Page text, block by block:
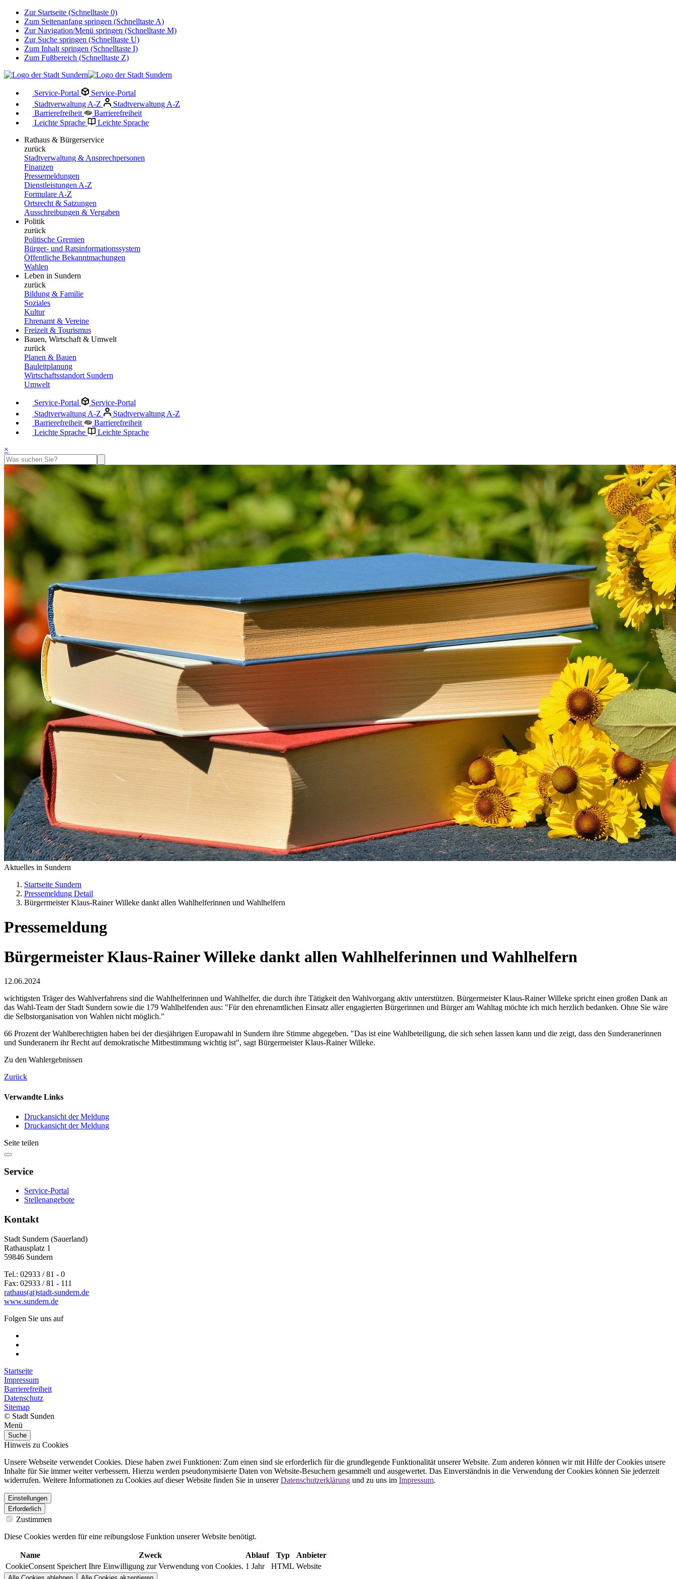
Zur Startseite (Schnelltaste 0)
Zum Seitenanfang springen (Schnelltaste A)
Zur Navigation/Menü springen (Schnelltaste M)
Zur Suche springen (Schnelltaste U)
Zum Inhalt springen (Schnelltaste I)
Zum Fußbereich (Schnelltaste Z)
Service-Portal
Service-Portal
Stadtverwaltung A-Z
Stadtverwaltung A-Z
Barrierefreiheit
Barrierefreiheit
Leichte Sprache
Leichte Sprache
Rathaus & Bürgerservice
zurück
Stadtverwaltung & Ansprechpersonen
Finanzen
Pressemeldungen
Dienstleistungen A-Z
Formulare A-Z
Ortsrecht & Satzungen
Ausschreibungen & Vergaben
Politik
zurück
Politische Gremien
Bürger- und Ratsinformationssystem
Öffentliche Bekanntmachungen
Wahlen
Leben in Sundern
zurück
Bildung & Familie
Soziales
Kultur
Ehrenamt & Vereine
Freizeit & Tourismus
Bauen, Wirtschaft & Umwelt
zurück
Planen & Bauen
Bauleitplanung
Wirtschaftsstandort Sundern
Umwelt
Service-Portal
Service-Portal
Stadtverwaltung A-Z
Stadtverwaltung A-Z
Barrierefreiheit
Barrierefreiheit
Leichte Sprache
Leichte Sprache
×
Aktuelles in Sundern
Startseite Sundern
Pressemeldung Detail
Bürgermeister Klaus-Rainer Willeke dankt allen Wahlhelferinnen und Wahlhelfern
Pressemeldung
Bürgermeister Klaus-Rainer Willeke dankt allen Wahlhelferinnen und Wahlhelfern
12.06.2024
wichtigsten Träger des Wahlverfahrens sind die Wahlhelferinnen und Wahlhelfer, die durch ihre Tätigkeit den Wahlvorgang aktiv unterstützen. Bürgermeister Klaus-Rainer Willeke spricht einen großen Dank an
das Wahl-Team der Stadt Sundern sowie die 179 Wahlhelfenden aus: "Für den ehrenamtlichen Einsatz aller engagierten Bürgerinnen und Bürger am Wahltag möchte ich mich herzlich bedanken. Ohne Sie wäre
die Selbstorganisation von Wahlen nicht möglich."
66 Prozent der Wahlberechtigten haben bei der diesjährigen Europawahl in Sundern ihre Stimme abgegeben. "Das ist eine Wahlbeteiligung, die sich sehen lassen kann und die zeigt, dass den Sunderanerinnen
und Sunderanern ihr Recht auf demokratische Mitbestimmung wichtig ist", sagt Bürgermeister Klaus-Rainer Willeke.
Zu den Wahlergebnissen
Zurück
Verwandte Links
Druckansicht der Meldung
Druckansicht der Meldung
Seite teilen
Service
Service-Portal
Stellenangebote
Kontakt
Stadt Sundern (Sauerland)
Rathausplatz 1
59846 Sundern
Tel.: 02933 / 81 - 0
Fax: 02933 / 81 - 111
rathaus(at)stadt-sundern.de
www.sundern.de
Folgen Sie uns auf
Startseite
Impressum
Barrierefreiheit
Datenschutz
Sitemap
© Stadt Sunden
Menü
Suche
Hinweis zu Cookies
Unsere Webseite verwendet Cookies. Diese haben zwei Funktionen: Zum einen sind sie erforderlich für die grundlegende Funktionalität unserer Website. Zum anderen können wir mit Hilfe der Cookies unsere
Inhalte für Sie immer weiter verbessern. Hierzu werden pseudonymisierte Daten von Website-Besuchern gesammelt und ausgewertet. Das Einverständnis in die Verwendung der Cookies können Sie jederzeit
widerrufen. Weitere Informationen zu Cookies auf dieser Website finden Sie in unsererDatenschutzerklärung und zu uns im Impressum.
Einstellungen
Erforderlich
Zustimmen
Diese Cookies werden für eine reibungslose Funktion unserer Website benötigt.
Name Zweck Ablauf Typ
Anbieter
CookieConsent Speichert Ihre Einwilligung zur Verwendung von Cookies. 1 Jahr HTML Website